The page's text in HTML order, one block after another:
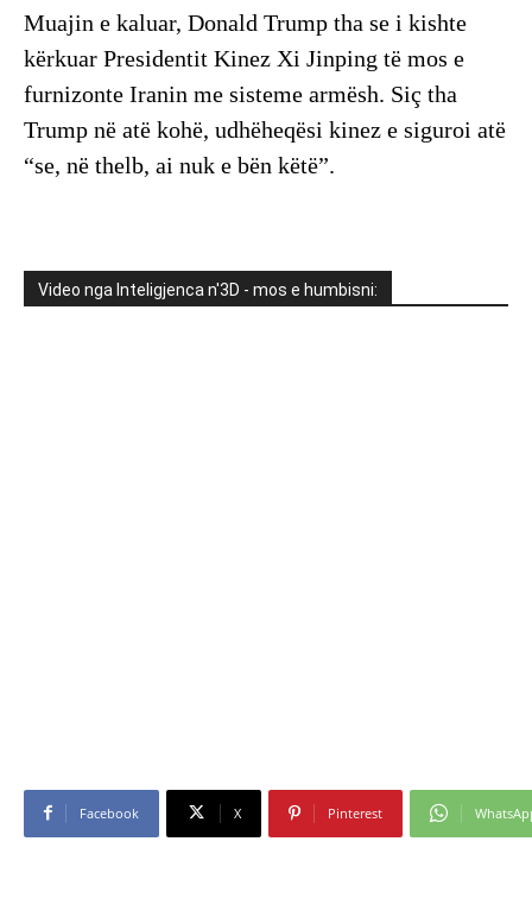
Muajin e kaluar, Donald Trump tha se i kishte
kërkuar Presidentit Kinez Xi Jinping të mos e
furnizonte Iranin me sisteme armësh. Siç tha
Trump në atë kohë, udhëheqësi kinez e siguroi atë
“se, në thelb, ai nuk e bën këtë”.
Video nga Inteligjenca n'3D - mos e humbisni:
Facebook X Pinterest